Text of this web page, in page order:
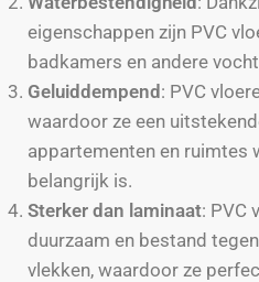
eigenschappen zijn PVC
badkamers en andere
Geluiddempend : PVC
waardoor ze een
appartementen en ruimtes
belangrijk is.
Sterker dan laminaat: PVC
duurzaam en bestand
vlekken, waardoor ze